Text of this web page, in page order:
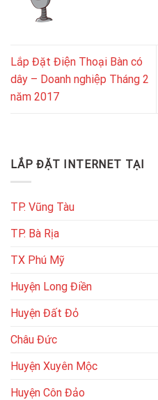
Lắp Đặt Điện Thoại Bàn có
dây – Doanh nghiệp Tháng 2
năm 2017
LẮP ĐẶT INTERNET TẠI
TP. Vũng Tàu
TP. Bà Rịa
TX Phú Mỹ
Huyện Long Điền
Huyện Đất Đỏ
Châu Đức
Huyện Xuyên Mộc
Huyện Côn Đảo